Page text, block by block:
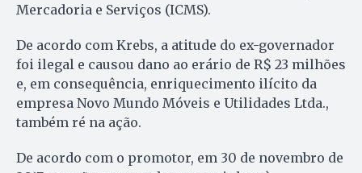
Mercadoria e Serviços (ICMS).
De acordo com Krebs, a atitude do ex-governador
foi ilegal e causou dano ao erário de R$ 23 milhões
e, em consequência, enriquecimento ilícito da
empresa Novo Mundo Móveis e Utilidades Ltda.,
também ré na ação.
De acordo com o promotor, em 30 de novembro de